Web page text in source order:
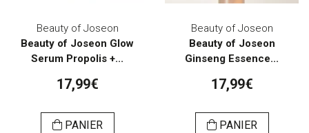
Beauty of Joseon
Beauty of Joseon Glow
Serum Propolis +...
17,99€
PANIER
Beauty of Joseon
Beauty of Joseon
Ginseng Essence...
17,99€
PANIER